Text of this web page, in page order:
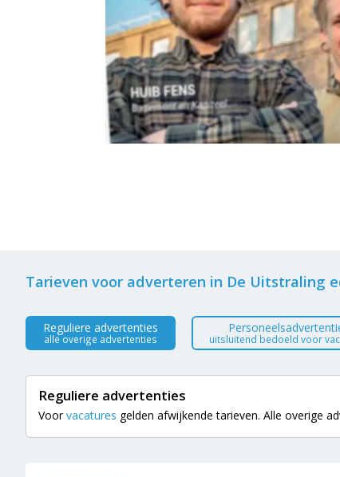
Tarieven voor adverteren in De Uitstraling
Reguliere advertenties
alle overige advertenties uitsluitend bedoeld voor
Reguliere advertenties
Voorvacatures gelden afwijkende tarieven. Alle overige